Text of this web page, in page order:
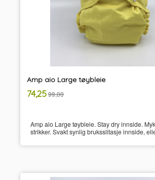
Amp aio Large tøybleie
Tilbud
74,2599,00mva.
Amp aio Large tøybleie. Stay dry innside.
strikker. Svakt synlig bruksslitasje innside,